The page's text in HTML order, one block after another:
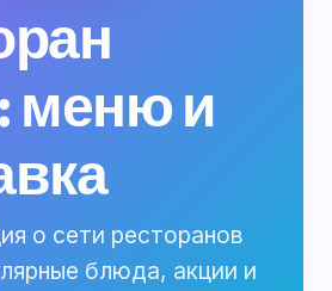
меню и
о сети ресторанов
блюда, акции и